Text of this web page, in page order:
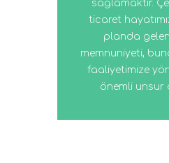
sağlamaktır.
ticaret
planda
memnuniyeti,
faaliyetimize
önemli unsur